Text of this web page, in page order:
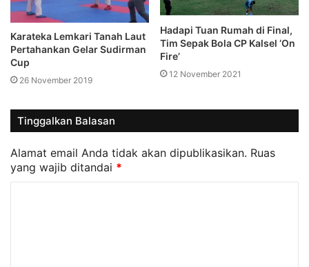
Karateka Lemkari Tanah Laut
Pertahankan Gelar Sudirman
Cup
26 November 2019
Hadapi Tuan Rumah di Final,
Tim Sepak Bola CP Kalsel ‘On
Fire’
12 November 2021
Tinggalkan Balasan
Alamat email Anda tidak akan dipublikasikan. Ruas
yang wajib ditandai *